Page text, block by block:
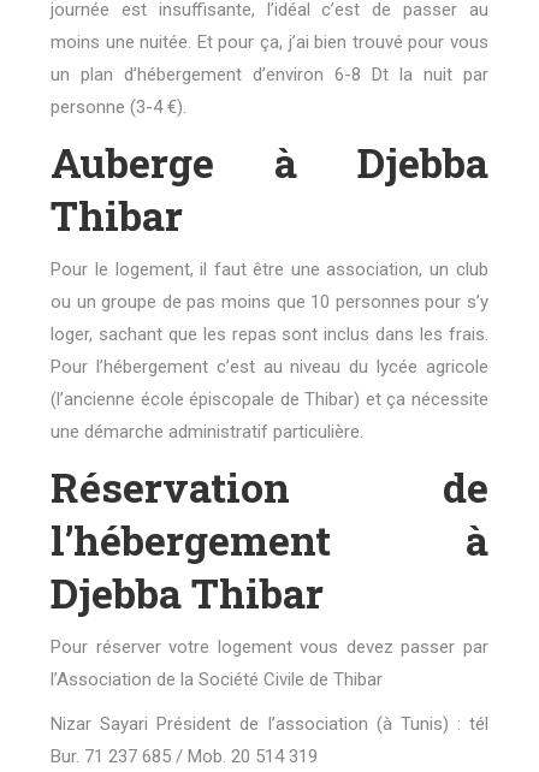
journée est insuffisante, l’idéal c’est de passer au
moins une nuitée. Et pour ça, j’ai bien trouvé pour vous
un plan d’hébergement d’environ 6-8 Dt la nuit par
personne (3-4 €).
Auberge à Djebba
Thibar
Pour le logement, il faut être une association, un club
ou un groupe de pas moins que 10 personnes pour s’y
loger, sachant que les repas sont inclus dans les frais.
Pour l’hébergement c’est au niveau du lycée agricole
(l’ancienne école épiscopale de Thibar) et ça nécessite
une démarche administratif particulière.
Réservation de
l’hébergement à
Djebba Thibar
Pour réserver votre logement vous devez passer par
l’Association de la Société Civile de Thibar
Nizar Sayari Président de l’association (à Tunis) : tél
Bur. 71 237 685 / Mob. 20 514 319